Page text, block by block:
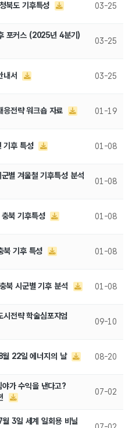
북도 기후특성 03-25
포커스 (2025년 4분기)
03-25
내서 03-25
응전략 워크숍 자료 01-19
기후 특성 01-08
별 겨울철 기후특성 분석
01-08
북 기후특성 01-08
기후 특성 01-08
북 시군별 기후 분석 01-08
시전략 학술심포지엄
09-10
월 22일 에너지의 날 08-20
가 수익을 낸다고?
07-02
3일 세계 일회용 비닐